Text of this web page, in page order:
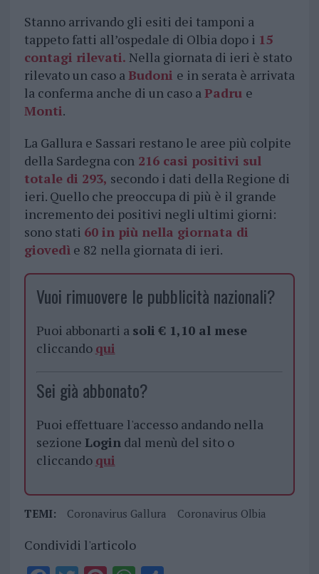
Stanno arrivando gli esiti dei tamponi a
tappeto fatti all’ospedale di Olbia dopo i 15
contagi rilevati. Nella giornata di ieri è stato
rilevato un caso aBudoni e in serata è arrivata
la conferma anche di un caso aPadru e
Monti.
La Gallura e Sassari restano le aree più colpite
della Sardegna con216 casi positivi sul
totale di 293, secondo i dati della Regione di
ieri. Quello che preoccupa di più è il grande
incremento dei positivi negli ultimi giorni:
sono stati 60 in più nella giornata di
giovedìe 82 nella giornata di ieri.
Vuoi rimuovere le pubblicità nazionali?
Puoi abbonarti a soli € 1,10 al mese
cliccando qui
Sei già abbonato?
Puoi effettuare l'accesso andando nella
sezione Logindal menù del sito o
cliccando qui
TEMI: Coronavirus Gallura Coronavirus Olbia
Condividi l'articolo